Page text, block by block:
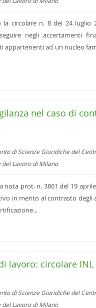
circolare n. 8 del 24 luglio
negli accertamenti
appartenenti ad un nucleo
nel caso di
di Scienze Giuridiche del
Lavoro di Milano
prot. n. 3861 del 19
in merito al contrasto degli
lavoro: circolare INL
di Scienze Giuridiche del
Lavoro di Milano